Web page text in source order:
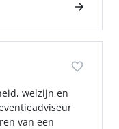
welzijn en
van een